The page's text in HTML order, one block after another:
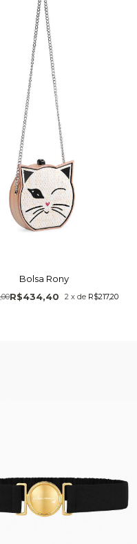
Bolsa Rony
R$434,40
2 x de R$217,20